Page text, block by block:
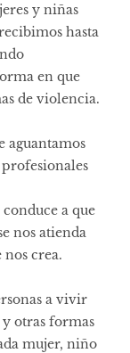
y niñas
hasta
en que
de violencia.
aguantamos
a que
nos atienda
crea.
a vivir
otras formas
mujer, niño